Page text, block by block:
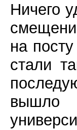
Ничего
на
стали
вышло